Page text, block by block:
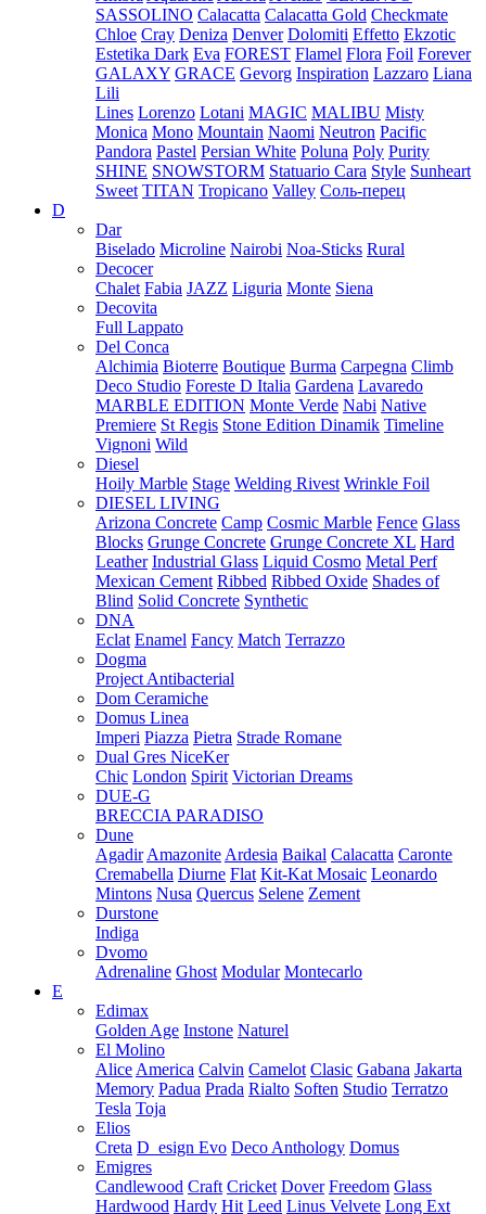
SASSOLINO Calacatta Calacatta Gold Checkmate
Chloe Cray Deniza Denver Dolomiti Effetto Ekzotic
Estetika Dark Eva FOREST Flamel Flora Foil Forever
GALAXY GRACE Gevorg Inspiration Lazzaro Liana
Lili
Lines Lorenzo Lotani MAGIC MALIBU Misty
Monica Mono Mountain Naomi Neutron Pacific
Pandora Pastel Persian White Poluna Poly Purity
SHINE SNOWSTORM Statuario Cara Style Sunheart
Sweet TITAN Tropicano Valley Соль-перец
D
Dar
Biselado Microline Nairobi Noa-Sticks Rural
Decocer
Chalet Fabia JAZZ Liguria Monte Siena
Decovita
Full Lappato
Del Conca
Alchimia Bioterre Boutique Burma Carpegna Climb
Deco Studio Foreste D Italia Gardena Lavaredo
MARBLE EDITION Monte Verde Nabi Native
Premiere St Regis Stone Edition Dinamik Timeline
Vignoni Wild
Diesel
Hoily Marble Stage Welding Rivest Wrinkle Foil
DIESEL LIVING
Arizona Concrete Camp Cosmic Marble Fence Glass
Blocks Grunge Concrete Grunge Concrete XL Hard
Leather Industrial Glass Liquid Cosmo Metal Perf
Mexican Cement Ribbed Ribbed Oxide Shades of
Blind Solid Concrete Synthetic
DNA
Eclat Enamel Fancy Match Terrazzo
Dogma
Project Antibacterial
Dom Ceramiche
Domus Linea
Imperi Piazza Pietra Strade Romane
Dual Gres NiceKer
Chic London Spirit Victorian Dreams
DUE-G
BRECCIA PARADISO
Dune
Agadir Amazonite Ardesia Baikal Calacatta Caronte
Cremabella Diurne Flat Kit-Kat Mosaic Leonardo
Mintons Nusa Quercus Selene Zement
Durstone
Indiga
Dvomo
Adrenaline Ghost Modular Montecarlo
E
Edimax
Golden Age Instone Naturel
El Molino
Alice America Calvin Camelot Clasic Gabana Jakarta
Memory Padua Prada Rialto Soften Studio Terratzo
Tesla Toja
Elios
Creta D_esign Evo Deco Anthology Domus
Emigres
Candlewood Craft Cricket Dover Freedom Glass
Hardwood Hardy Hit Leed Linus Velvete Long Ext